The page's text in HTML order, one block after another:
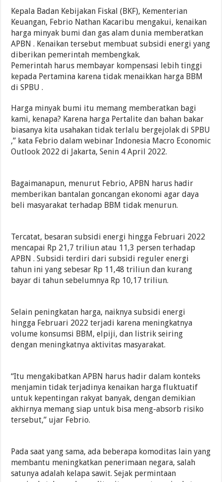
Kepala Badan Kebijakan Fiskal (BKF), Kementerian
Keuangan, Febrio Nathan Kacaribu mengakui, kenaikan
harga minyak bumi dan gas alam dunia memberatkan
APBN . Kenaikan tersebut membuat subsidi energi yang
diberikan pemerintah membengkak.
Pemerintah harus membayar kompensasi lebih tinggi
kepada Pertamina karena tidak menaikkan harga BBM
di SPBU .
Harga minyak bumi itu memang memberatkan bagi
kami, kenapa? Karena harga Pertalite dan bahan bakar
biasanya kita usahakan tidak terlalu bergejolak di SPBU
,” kata Febrio dalam webinar Indonesia Macro Economic
Outlook 2022 di Jakarta, Senin 4 April 2022.
Bagaimanapun, menurut Febrio, APBN harus hadir
memberikan bantalan goncangan ekonomi agar daya
beli masyarakat terhadap BBM tidak menurun.
Tercatat, besaran subsidi energi hingga Februari 2022
mencapai Rp 21,7 triliun atau 11,3 persen terhadap
APBN . Subsidi terdiri dari subsidi reguler energi
tahun ini yang sebesar Rp 11,48 triliun dan kurang
bayar di tahun sebelumnya Rp 10,17 triliun.
Selain peningkatan harga, naiknya subsidi energi
hingga Februari 2022 terjadi karena meningkatnya
volume konsumsi BBM, elpiji, dan listrik seiring
dengan meningkatnya aktivitas masyarakat.
“Itu mengakibatkan APBN harus hadir dalam konteks
menjamin tidak terjadinya kenaikan harga fluktuatif
untuk kepentingan rakyat banyak, dengan demikian
akhirnya memang siap untuk bisa meng-absorb risiko
tersebut,” ujar Febrio.
Pada saat yang sama, ada beberapa komoditas lain yang
membantu meningkatkan penerimaan negara, salah
satunya adalah kelapa sawit. Sejak permintaan